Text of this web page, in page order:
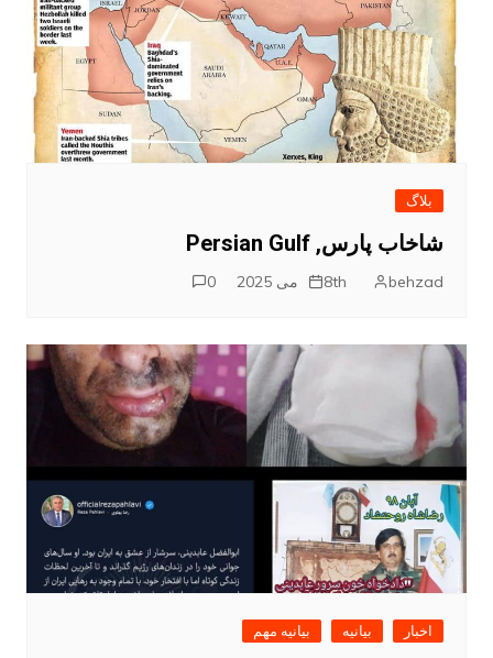
بلاگ
شاخاب پارس, Persian Gulf
behzad 8th می 2025 0
اخبار بیانیه بیانیه مهم